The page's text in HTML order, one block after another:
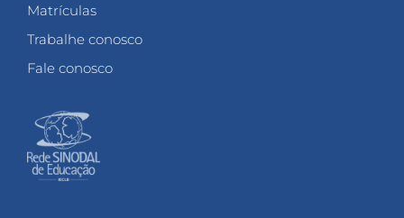
Matrículas
Trabalhe conosco
Fale conosco